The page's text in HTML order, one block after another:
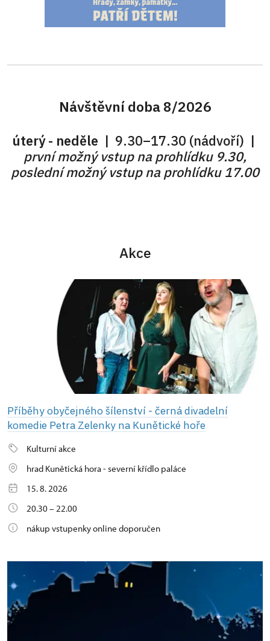
Návštěvní doba 8/2026
úterý - neděle | 9.30–17.30 (nádvoří) |
první možný vstup na prohlídku 9.30,
poslední možný vstup na prohlídku 17.00
Akce
Příběhy obyčejného šílenství - černá divadelní
komedie Petra Zelenky na Kunětické hoře
Kulturní akce
hrad Kunětická hora - severní křídlo paláce
15. 8. 2026
20.30 – 22.00
nákup vstupenky online doporučen